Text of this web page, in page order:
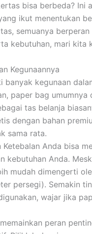
bisa berbeda? Ini
ikut menentukan
semuanya
kebutuhan, mari
Kegunaannya
banyak kegunaan
paper bag
tas belanja
dengan bahan
sama rata.
Anda bisa
kebutuhan Anda.
mudah dimengerti
persegi). Semakin
wajar jika
peran